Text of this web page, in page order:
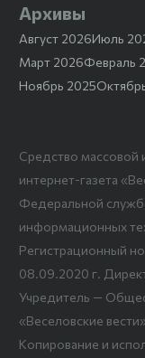
Архивы
Август 2026Июль
Март 2026Февраль
Ноябрь 2025
Средство массовой
интернет-газета
Федеральной
информационных
Регистрационный
08.09.2020 г.
Учредитель —
«Веселовские
Копирование и